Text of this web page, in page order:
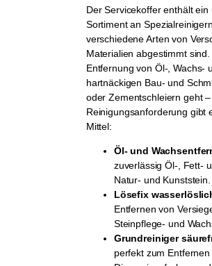
Der Servicekoffer enthält
Sortiment an
verschiedene Arten von
Materialien abgestimmt
Entfernung von Öl-, Wachs-
hartnäckigen Bau- und
oder Zementschleiern geht
Reinigungsanforderung gibt
Mittel:
Öl- und
zuverlässig Öl-, Fett-
Natur- und Kunststein.
Lösefix
Entfernen von
Steinpflege- und
Grundreiniger
perfekt zum